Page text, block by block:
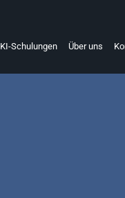
KI-Schulungen Über uns